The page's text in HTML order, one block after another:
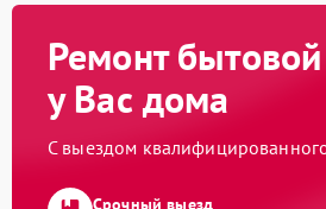
Ремонт
у Вас дома
С выездом
Срочный выезд